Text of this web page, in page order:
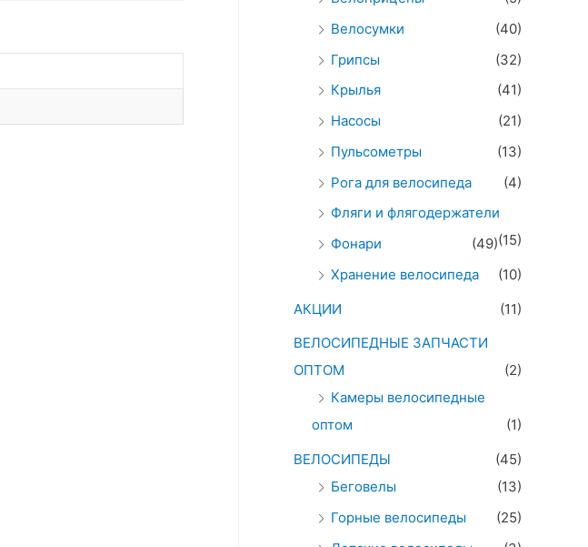
Велосумки
(40)
Грипсы
(32)
Крылья
(41)
Насосы
(21)
Пульсометры
(13)
Рога для велосипеда
(4)
Фляги и флягодержатели
(15)
Фонари
(49)
Хранение велосипеда
(10)
АКЦИИ
(11)
ВЕЛОСИПЕДНЫЕ ЗАПЧАСТИ
ОПТОМ
(2)
Камеры велосипедные
оптом
(1)
ВЕЛОСИПЕДЫ
(45)
Беговелы
(13)
Горные велосипеды
(25)